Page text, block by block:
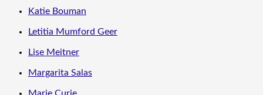
Katie Bouman
Letitia Mumford Geer
Lise Meitner
Margarita Salas